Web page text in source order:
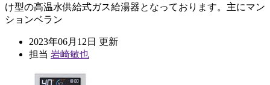
け型の高温水供給式ガス給湯器となっております。主にマン
ションベラン
2023年06月12日 更新
担当 岩崎敏也